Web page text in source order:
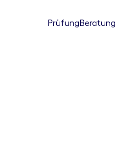
Prüfung Beratung